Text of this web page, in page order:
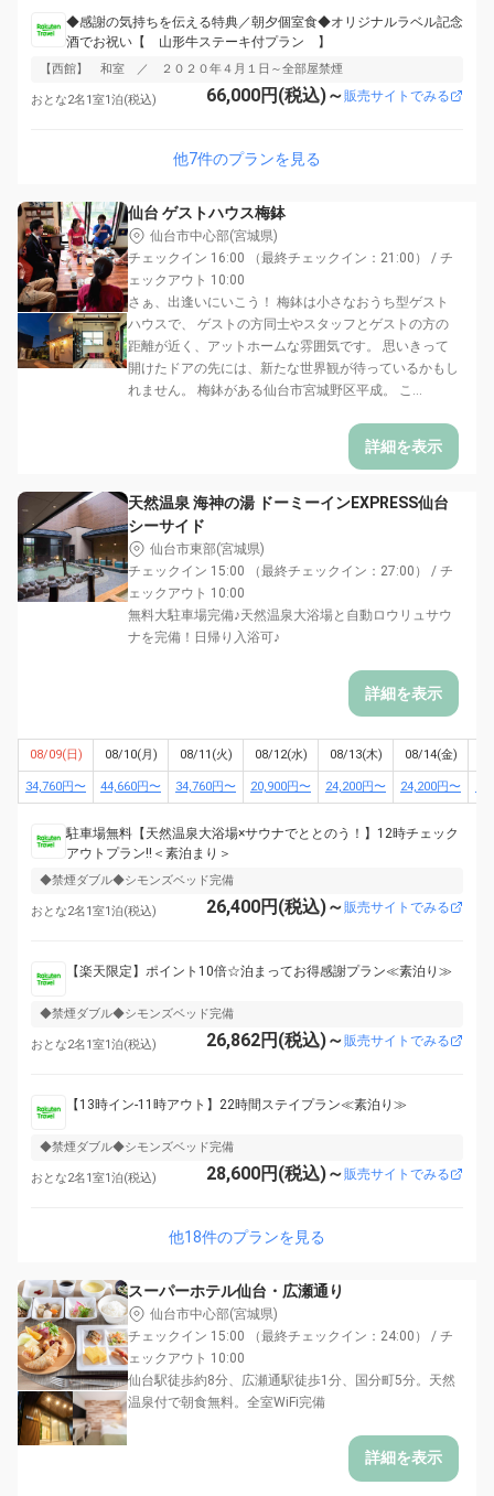
◆感謝の気持ちを伝える特典／朝夕個室食◆オリジナルラベル記念
酒でお祝い【 山形牛ステーキ付プラン 】
【西館】 和室 ／ ２０２０年４月１日～全部屋禁煙
おとな2名1室1泊(税込) 66,000円(税込)～販売サイトでみる
他7件のプランを見る
仙台 ゲストハウス梅鉢
仙台市中心部(宮城県)
チェックイン 16:00 （最終チェックイン：21:00） / チ
ェックアウト 10:00
さぁ、出逢いにいこう！ 梅鉢は小さなおうち型ゲスト
ハウスで、 ゲストの方同士やスタッフとゲストの方の
距離が近く、アットホームな雰囲気です。 思いきって
開けたドアの先には、新たな世界観が待っているかもし
れません。 梅鉢がある仙台市宮城野区平成。 こ...
詳細を表示
天然温泉 海神の湯 ドーミーインEXPRESS仙台
シーサイド
仙台市東部(宮城県)
チェックイン 15:00 （最終チェックイン：27:00） / チ
ェックアウト 10:00
無料大駐車場完備♪天然温泉大浴場と自動ロウリュサウ
ナを完備！日帰り入浴可♪
詳細を表示
08/09(日) 08/10(月) 08/11(火) 08/12(水) 08/13(木) 08/14(金)
34,760円〜 44,660円〜 34,760円〜 20,900円〜 24,200円〜 24,200円〜
駐車場無料【天然温泉大浴場×サウナでととのう！】12時チェック
アウトプラン!!＜素泊まり＞
◆禁煙ダブル◆シモンズベッド完備
おとな2名1室1泊(税込) 26,400円(税込)～販売サイトでみる
【楽天限定】ポイント10倍☆泊まってお得感謝プラン≪素泊り≫
◆禁煙ダブル◆シモンズベッド完備
おとな2名1室1泊(税込) 26,862円(税込)～販売サイトでみる
【13時イン-11時アウト】22時間ステイプラン≪素泊り≫
◆禁煙ダブル◆シモンズベッド完備
おとな2名1室1泊(税込) 28,600円(税込)～販売サイトでみる
他18件のプランを見る
スーパーホテル仙台・広瀬通り
仙台市中心部(宮城県)
チェックイン 15:00 （最終チェックイン：24:00） / チ
ェックアウト 10:00
仙台駅徒歩約8分、広瀬通駅徒歩1分、国分町5分。天然
温泉付で朝食無料。全室WiFi完備
詳細を表示